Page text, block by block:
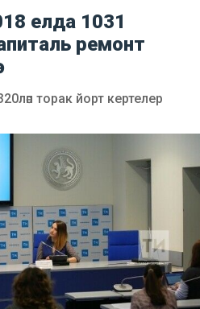
елда 1031
ремонт
торак йорт кертелер